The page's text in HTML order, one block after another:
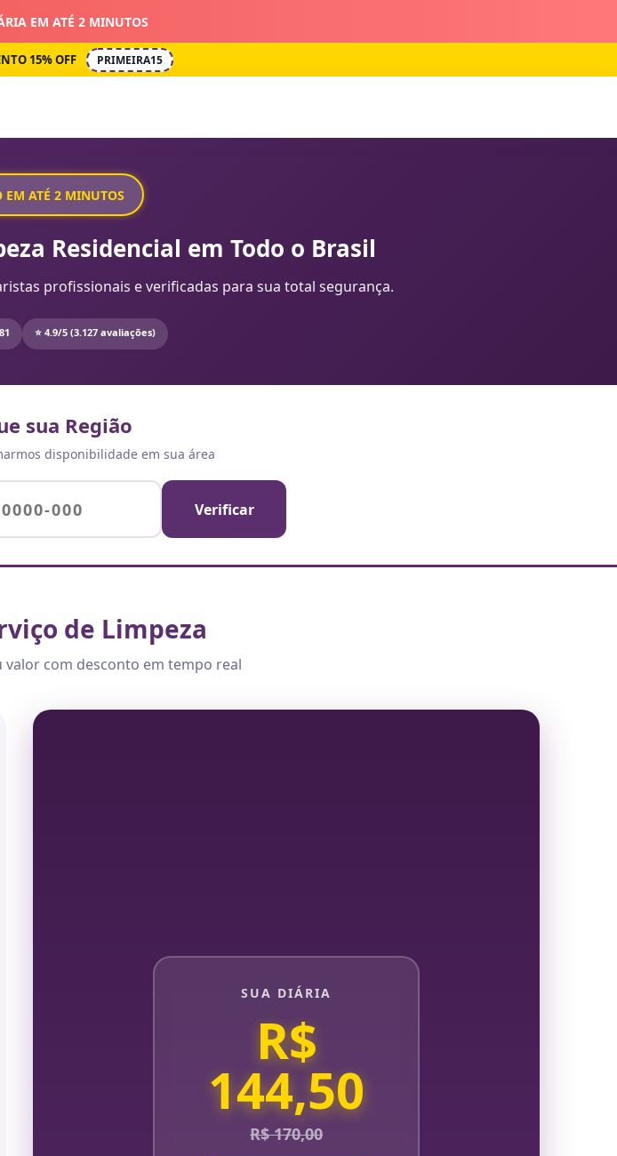
EM ATÉ 2 MINUTOS
15% OFF PRIMEIRA15
EM ATÉ 2 MINUTOS
Residencial em Todo o Brasil
profissionais e verificadas para sua total segurança.
⭐ 4.9/5 (3.127 avaliações)
sua Região
disponibilidade em sua área
Verificar
de Limpeza
valor com desconto em tempo real
SUA DIÁRIA
R$
144,50
R$ 170,00